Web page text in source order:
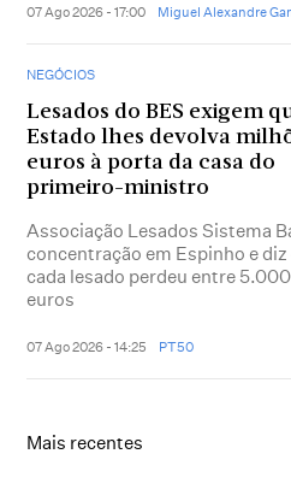
07 Ago 2026 - 17:00 Miguel Alexandre
NEGÓCIOS
Lesados do BES exigem
Estado lhes devolva
euros à porta da casa do
primeiro-ministro
Associação Lesados Sistema
concentração em Espinho e
cada lesado perdeu entre
euros
07 Ago 2026 - 14:25 PT50
Mais recentes